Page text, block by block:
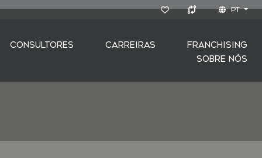
PT
CONSULTORES CARREIRAS
FRANCHISING
SOBRE NÓS